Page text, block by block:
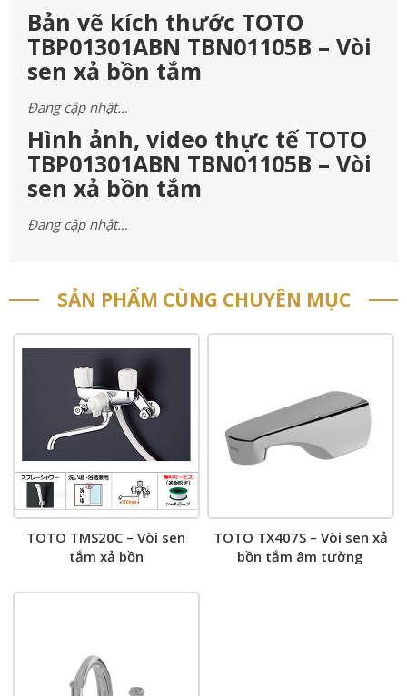
Bản vẽ kích thước TOTO
TBP01301ABN TBN01105B – Vòi
sen xả bồn tắm
Đang cập nhật…
Hình ảnh, video thực tế TOTO
TBP01301ABN TBN01105B – Vòi
sen xả bồn tắm
Đang cập nhật…
SẢN PHẨM CÙNG CHUYÊN MỤC
TOTO TMS20C – Vòi sen
tắm xả bồn
TOTO TX407S – Vòi sen xả
bồn tắm âm tường